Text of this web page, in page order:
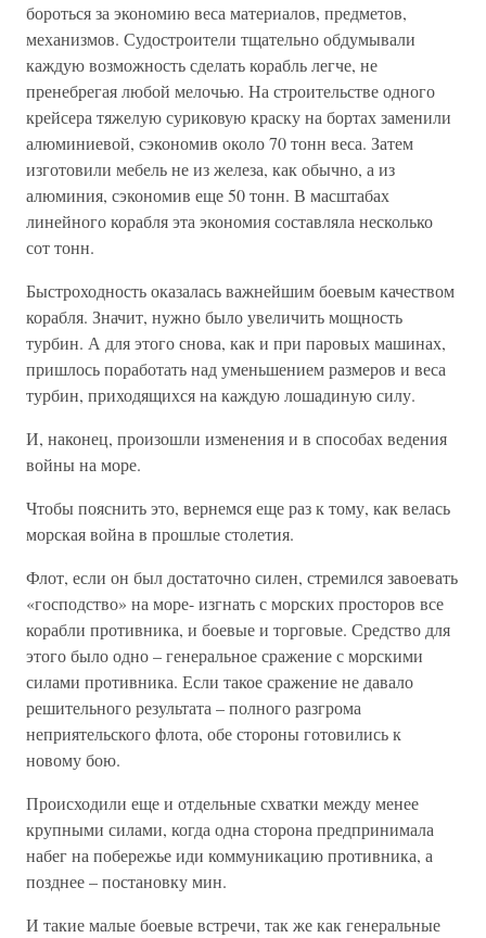
бороться за экономию веса материалов, предметов,
механизмов. Судостроители тщательно обдумывали
каждую возможность сделать корабль легче, не
пренебрегая любой мелочью. На строительстве одного
крейсера тяжелую суриковую краску на бортах заменили
алюминиевой, сэкономив около 70 тонн веса. Затем
изготовили мебель не из железа, как обычно, а из
алюминия, сэкономив еще 50 тонн. В масштабах
линейного корабля эта экономия составляла несколько
сот тонн.
Быстроходность оказалась важнейшим боевым качеством
корабля. Значит, нужно было увеличить мощность
турбин. А для этого снова, как и при паровых машинах,
пришлось поработать над уменьшением размеров и веса
турбин, приходящихся на каждую лошадиную силу.
И, наконец, произошли изменения и в способах ведения
войны на море.
Чтобы пояснить это, вернемся еще раз к тому, как велась
морская война в прошлые столетия.
Флот, если он был достаточно силен, стремился завоевать
«господство» на море- изгнать с морских просторов все
корабли противника, и боевые и торговые. Средство для
этого было одно – генеральное сражение с морскими
силами противника. Если такое сражение не давало
решительного результата – полного разгрома
неприятельского флота, обе стороны готовились к
новому бою.
Происходили еще и отдельные схватки между менее
крупными силами, когда одна сторона предпринимала
набег на побережье иди коммуникацию противника, а
позднее – постановку мин.
И такие малые боевые встречи, так же как генеральные